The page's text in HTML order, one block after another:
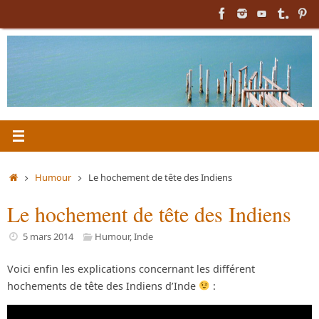
au
AccueilHumour Le hochement de tête des Indiens
Le hochement de tête des Indiens
5 mars 2014 Humour,Inde
Voici enfin les explications concernant les différent
hochements de tête des Indiens d’Inde
: